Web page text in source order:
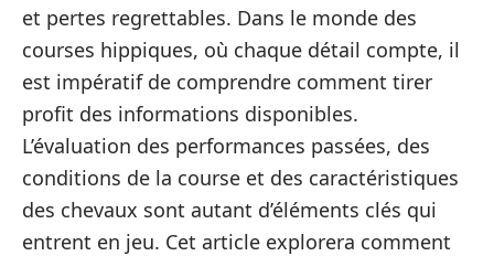
et pertes regrettables. Dans le monde des
courses hippiques, où chaque détail compte, il
est impératif de comprendre comment tirer
profit des informations disponibles.
L’évaluation des performances passées, des
conditions de la course et des caractéristiques
des chevaux sont autant d’éléments clés qui
entrent en jeu. Cet article explorera comment